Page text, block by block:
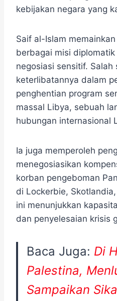
kebijakan negara yang
Saif al-Islam
berbagai misi
negosiasi sensitif.
keterlibatannya dalam
penghentian program
massal Libya, sebuah
hubungan internasional
Ia juga memperoleh
menegosiasikan
korban pengeboman
di Lockerbie,
ini menunjukkan
dan penyelesaian krisis
Baca Juga: Di
Palestina,
Sampaikan